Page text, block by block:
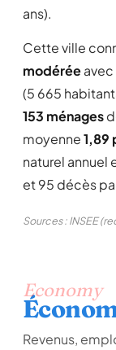
ans).
Cette ville
modérée
(5 665
153 ménages
moyenne1,89
naturel annuel
et 95 décès
Sources : INSEE
Economy
Revenus,